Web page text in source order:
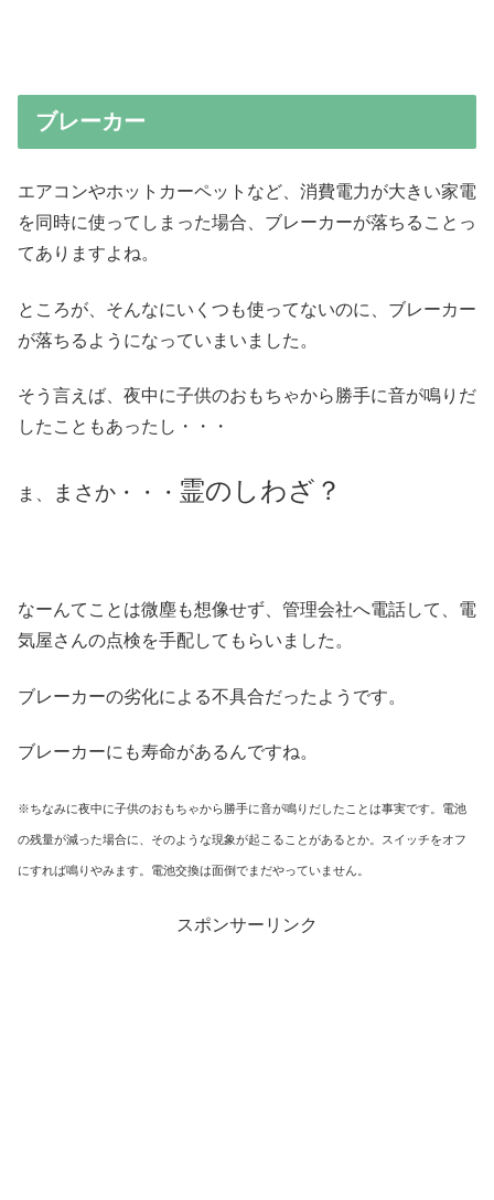
ブレーカー
エアコンやホットカーペットなど、消費電力が大きい家電
を同時に使ってしまった場合、ブレーカーが落ちることっ
てありますよね。
ところが、そんなにいくつも使ってないのに、ブレーカー
が落ちるようになっていまいました。
そう言えば、夜中に子供のおもちゃから勝手に音が鳴りだ
したこともあったし・・・
ま、 まさか・・・ 霊のしわざ？
なーんてことは微塵も想像せず、管理会社へ電話して、電
気屋さんの点検を手配してもらいました。
ブレーカーの劣化による不具合だったようです。
ブレーカーにも寿命があるんですね。
※ちなみに夜中に子供のおもちゃから勝手に音が鳴りだしたことは事実です。電池
の残量が減った場合に、そのような現象が起こることがあるとか。スイッチをオフ
にすれば鳴りやみます。電池交換は面倒でまだやっていません。
スポンサーリンク